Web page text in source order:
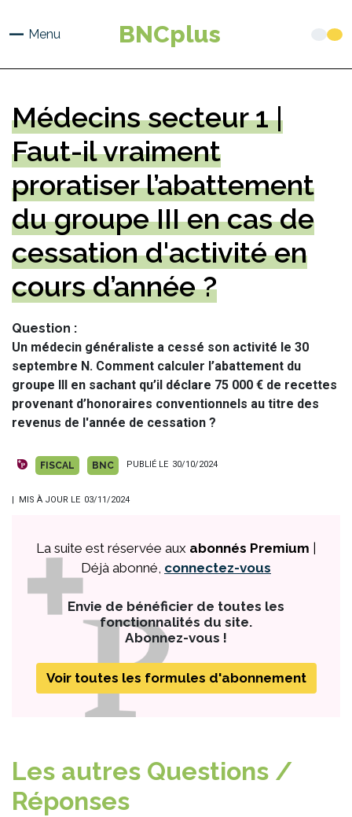
principal
Menu BNCplus
Médecins secteur 1 |
Faut-il vraiment
proratiser l’abattement
du groupe III en cas de
cessation d'activité en
cours d’année ?
Question
Un médecin généraliste a cessé son activité le 30
septembre N. Comment calculer l’abattement du
groupe III en sachant qu’il déclare 75 000 € de recettes
provenant d’honoraires conventionnels au titre des
revenus de l'année de cessation ?
FISCAL BNC PUBLIÉ LE 30/10/2024
| MIS À JOUR LE 03/11/2024
La suite est réservée aux abonnés Premium
Déjà abonné, connectez-vous
Envie de bénéficier de toutes les
fonctionnalités du site.
Abonnez-vous !
Voir toutes les formules d'abonnement
Les autres Questions /
Réponses